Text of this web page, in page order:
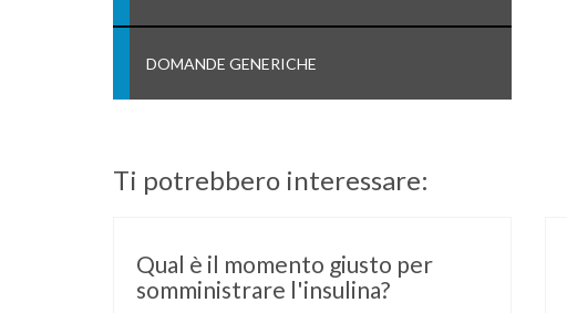
DOMANDE GENERICHE
Ti potrebbero interessare:
Qual è il momento giusto per
somministrare l'insulina?